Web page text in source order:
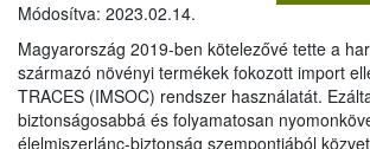
Módosítva: 2023.02.14.
Magyarország 2019-ben kötelezővé tette a
származó növényi termékek fokozott import
TRACES (IMSOC) rendszer használatát.
biztonságosabbá és folyamatosan
élelmiszerlánc-biztonság szempontjából